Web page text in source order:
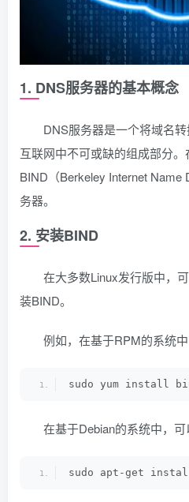
1. DNS服务器的基本概念
DNS服务器是一个将域名
互联网中不可或缺的组成部分
BIND（Berkeley Internet Name
务器。
2. 安装BIND
在大多数Linux发行版中，
装BIND。
例如，在基于RPM的系统
sudo yum install
在基于Debian的系统中，可
sudo apt-get